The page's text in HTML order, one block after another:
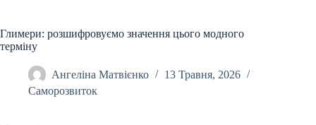
Глимери: розшифровуємо значення цього модного
терміну
Ангеліна Матвієнко
13 Травня, 2026
Саморозвиток